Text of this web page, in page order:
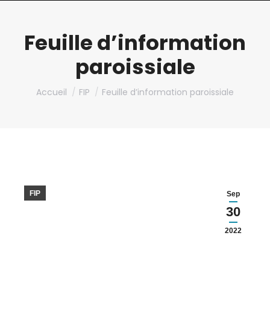
Feuille d’information
paroissiale
Vous êtes ici :
Accueil FIP Feuille d’information paroissiale
Sep
30
2022
FIP